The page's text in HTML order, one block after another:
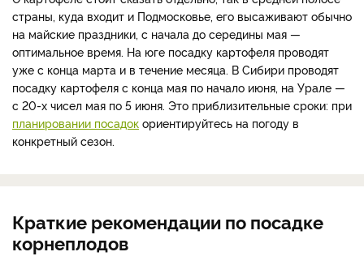
страны, куда входит и Подмосковье, его высаживают обычно
на майские праздники, с начала до середины мая —
оптимальное время. На юге посадку картофеля проводят
уже с конца марта и в течение месяца. В Сибири проводят
посадку картофеля с конца мая по начало июня, на Урале —
с 20-х чисел мая по 5 июня. Это приблизительные сроки: при
планировании посадок ориентируйтесь на погоду в
конкретный сезон.
Краткие рекомендации по посадке
корнеплодов